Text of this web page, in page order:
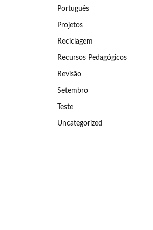
Português
Projetos
Reciclagem
Recursos Pedagógicos
Revisão
Setembro
Teste
Uncategorized